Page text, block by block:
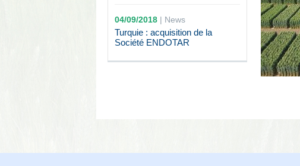
04/09/2018| News
Turquie : acquisition de la
Société ENDOTAR